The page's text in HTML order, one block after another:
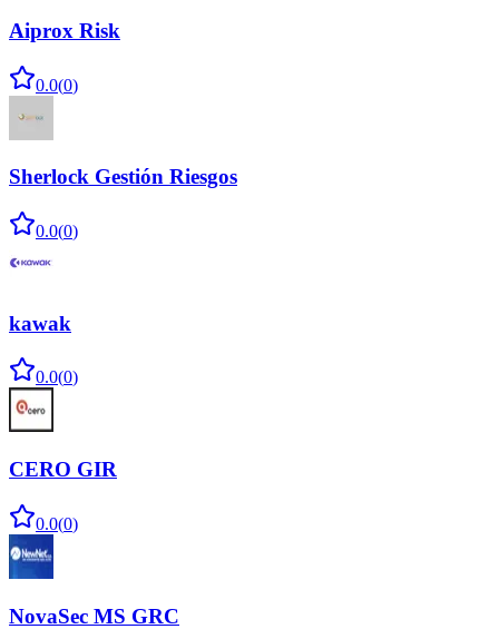
Aiprox Risk
0.0(0)
Sherlock Gestión Riesgos
0.0(0)
kawak
0.0(0)
CERO GIR
0.0(0)
NovaSec MS GRC